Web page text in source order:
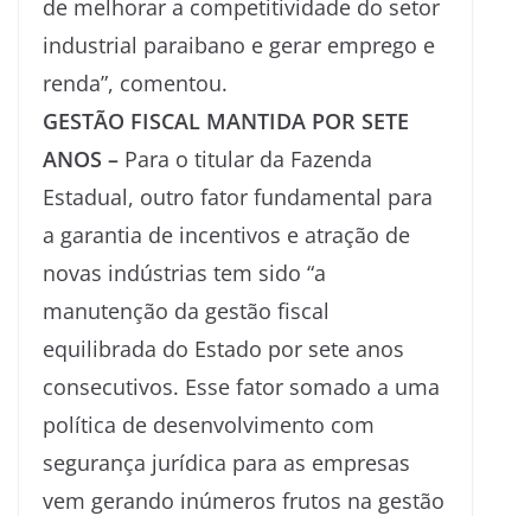
de melhorar a competitividade do setor
industrial paraibano e gerar emprego e
renda”, comentou.
GESTÃO FISCAL MANTIDA POR SETE
ANOS – Para o titular da Fazenda
Estadual, outro fator fundamental para
a garantia de incentivos e atração de
novas indústrias tem sido “a
manutenção da gestão fiscal
equilibrada do Estado por sete anos
consecutivos. Esse fator somado a uma
política de desenvolvimento com
segurança jurídica para as empresas
vem gerando inúmeros frutos na gestão